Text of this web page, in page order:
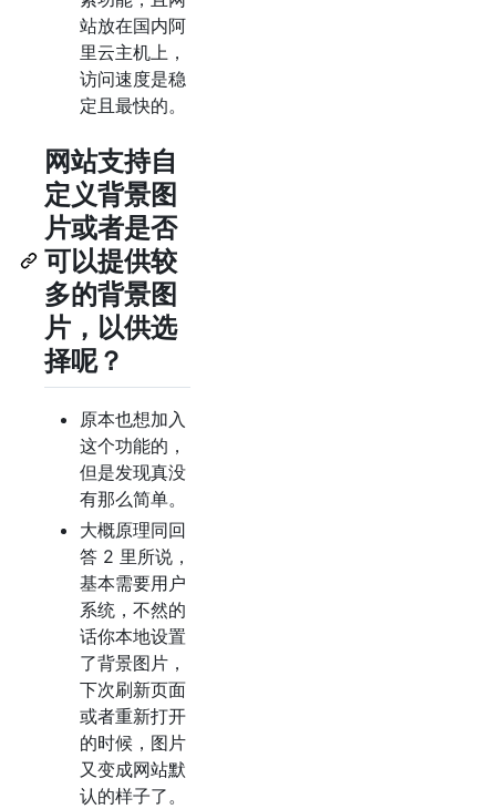
站放在国内阿
里云主机上，
访问速度是稳
定且最快的。
网站支持自
定义背景图
片或者是否
可以提供较
多的背景图
片，以供选
择呢？
原本也想加入
这个功能的，
但是发现真没
有那么简单。
大概原理同回
答 2 里所说，
基本需要用户
系统，不然的
话你本地设置
了背景图片，
下次刷新页面
或者重新打开
的时候，图片
又变成网站默
认的样子了。